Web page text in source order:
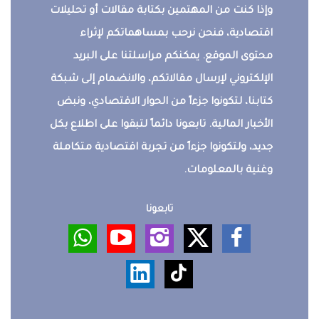
وإذا كنت من المهتمين بكتابة مقالات أو تحليلات
اقتصادية، فنحن نرحب بمساهماتكم لإثراء
محتوى الموقع. يمكنكم مراسلتنا على البريد
الإلكتروني لإرسال مقالاتكم، والانضمام إلى شبكة
كتابنا، لتكونوا جزءاً من الحوار الاقتصادي، ونبض
الأخبار المالية. تابعونا دائماً لتبقوا على اطلاع بكل
جديد، ولتكونوا جزءاً من تجربة اقتصادية متكاملة
وغنية بالمعلومات.
تابعونا